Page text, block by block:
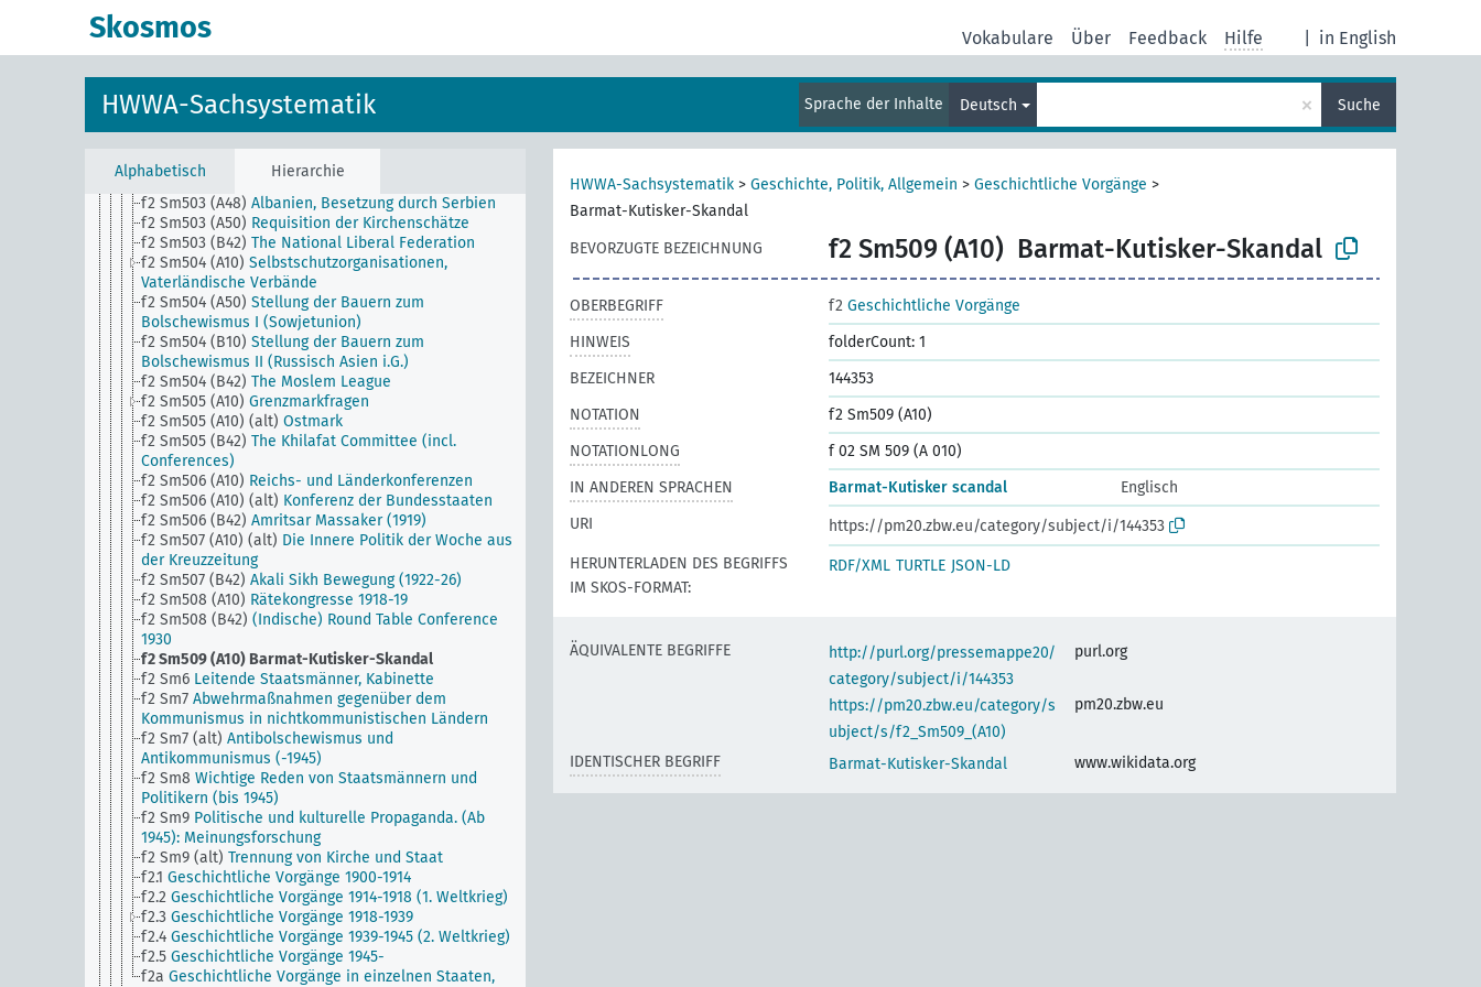
Skosmos in English
Vokabulare Über Feedback Hilfe
HWWA-Sachsystematik Sprache der Inhalte Deutsch × Suche
Alphabetisch Hierarchie
Thronfolgers 28.6.1914 und der Prozess
den Hamburger Nachrichten
Indischer Nationalkongress
Arbeiter- und Soldatenrats
f2 Sm503 (A48) Albanien, Besetzung durch Serbien
f2 Sm503 (A50) Requisition der Kirchenschätze
f2 Sm503 (B42) The National Liberal Federation
f2 Sm504 (A10) Selbstschutzorganisationen,
Vaterländische Verbände
f2 Sm504 (A50) Stellung der Bauern zum
Bolschewismus I (Sowjetunion)
f2 Sm504 (B10) Stellung der Bauern zum
Bolschewismus II (Russisch Asien i.G.)
f2 Sm504 (B42) The Moslem League
f2 Sm505 (A10) Grenzmarkfragen
f2 Sm505 (A10) (alt) Ostmark
f2 Sm505 (B42) The Khilafat Committee (incl.
Conferences)
f2 Sm506 (A10) Reichs- und Länderkonferenzen
f2 Sm506 (A10) (alt) Konferenz der Bundesstaaten
f2 Sm506 (B42) Amritsar Massaker (1919)
f2 Sm507 (A10) (alt) Die Innere Politik der Woche aus
der Kreuzzeitung
f2 Sm507 (B42) Akali Sikh Bewegung (1922-26)
f2 Sm508 (A10) Rätekongresse 1918-19
f2 Sm508 (B42) (Indische) Round Table Conference
1930
f2 Sm509 (A10) Barmat-Kutisker-Skandal
f2 Sm6 Leitende Staatsmänner, Kabinette
f2 Sm7 Abwehrmaßnahmen gegenüber dem
Kommunismus in nichtkommunistischen Ländern
f2 Sm7 (alt) Antibolschewismus und
Antikommunismus (-1945)
f2 Sm8 Wichtige Reden von Staatsmännern und
Politikern (bis 1945)
f2 Sm9 Politische und kulturelle Propaganda. (Ab
1945): Meinungsforschung
f2 Sm9 (alt) Trennung von Kirche und Staat
f2.1 Geschichtliche Vorgänge 1900-1914
f2.2 Geschichtliche Vorgänge 1914-1918 (1. Weltkrieg)
f2.3 Geschichtliche Vorgänge 1918-1939
f2.4 Geschichtliche Vorgänge 1939-1945 (2. Weltkrieg)
f2.5 Geschichtliche Vorgänge 1945-
f2a Geschichtliche Vorgänge in einzelnen Staaten,
HWWA-Sachsystematik > Geschichte, Politik, Allgemein > Geschichtliche Vorgänge >
Barmat-Kutisker-Skandal
BEVORZUGTE BEZEICHNUNG
f2 Sm509 (A10) Barmat-Kutisker-Skandal
OBERBEGRIFF f2 Geschichtliche Vorgänge
HINWEIS
folderCount: 1
BEZEICHNER
144353
NOTATION
f2 Sm509 (A10)
NOTATIONLONG
f 02 SM 509 (A 010)
IN ANDEREN SPRACHEN
Barmat-Kutisker scandal
Englisch
URI
https://pm20.zbw.eu/category/subject/i/144353
HERUNTERLADEN DES BEGRIFFS
IM SKOS-FORMAT:
RDF/XML TURTLE JSON-LD
ÄQUIVALENTE BEGRIFFE
http://purl.org/pressemappe20/
category/subject/i/144353
purl.org
https://pm20.zbw.eu/category/s
ubject/s/f2_Sm509_(A10)
pm20.zbw.eu
IDENTISCHER BEGRIFF Barmat-Kutisker-Skandal www.wikidata.org